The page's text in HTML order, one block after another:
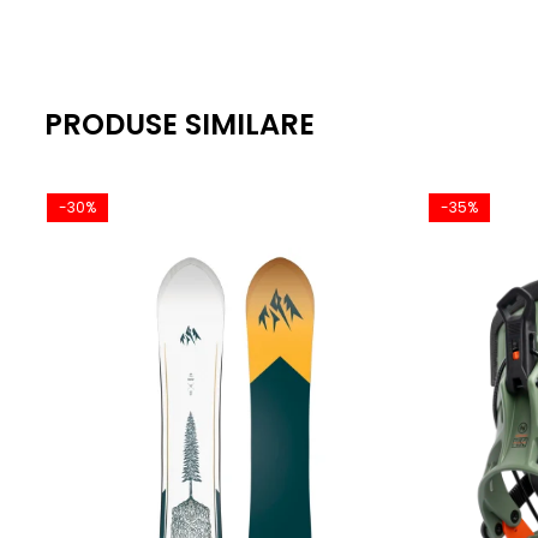
PRODUSE SIMILARE
-30% -35%